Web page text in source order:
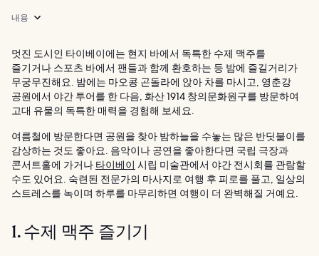
내용
멋진 도시인 타이베이에는 현지 바에서 독특한 수제 맥주를
즐기거나 스포츠 바에서 팬들과 함께 환호하는 등 밤에 즐길거리가
무궁무진해요. 밤에는 마오콩 곤돌라에 앉아 차를 마시고, 영춘강
공원에서 야간 투어를 한 다음, 화산 1914 창의문화원구를 방문하여
고대 유물의 독특한 매력을 경험해 보세요.
여름철에 방문한다면 공원을 찾아 밤하늘을 수놓는 많은 반딧불이를
감상하는 것도 좋아요. 음악이나 공연을 좋아한다면 국립 극장과
콘서트홀에 가거나 타이베이 시립 미술관에서 야간 전시회를 관람할
수도 있어요. 숙련된 전문가의 마사지로 여행 후 피로를 풀고, 일상의
스트레스를 녹이며 하루를 마무리하면 여행이 더 완벽해질 거예요.
1. 수제 맥주 즐기기